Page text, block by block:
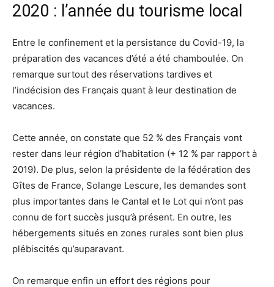
2020 : l’année du tourisme local
Entre le confinement et la persistance du Covid-19, la
préparation des vacances d’été a été chamboulée. On
remarque surtout des réservations tardives et
l’indécision des Français quant à leur destination de
vacances.
Cette année, on constate que 52 % des Français vont
rester dans leur région d’habitation (+ 12 % par rapport à
2019). De plus, selon la présidente de la fédération des
Gîtes de France, Solange Lescure, les demandes sont
plus importantes dans le Cantal et le Lot qui n’ont pas
connu de fort succès jusqu’à présent. En outre, les
hébergements situés en zones rurales sont bien plus
plébiscités qu’auparavant.
On remarque enfin un effort des régions pour